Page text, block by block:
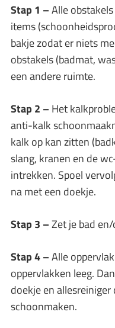
Stap 1 –Alle
items
bakje zodat er niets
obstakels (badmat,
een andere ruimte.
Stap 2 – Het
anti-kalk
kalk op kan zitten
slang, kranen en de
intrekken. Spoel
na met een doekje.
Stap 3 –Zet je bad
Stap 4 –Alle
oppervlakken leeg.
doekje en
schoonmaken.